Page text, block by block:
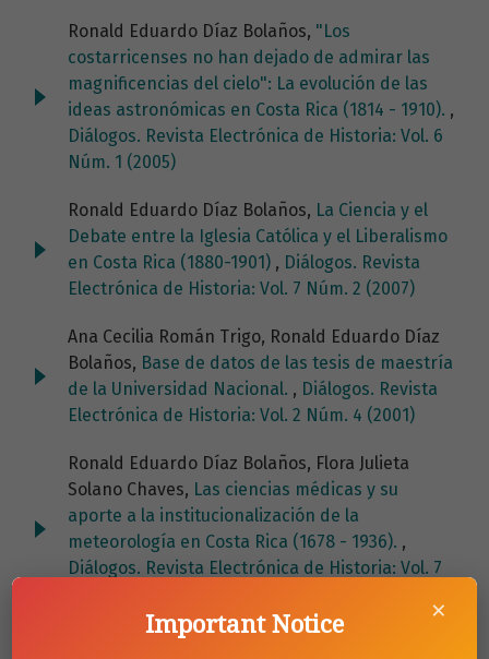
Ronald Eduardo Díaz Bolaños, "Los
costarricenses no han dejado de admirar las
magnificencias del cielo": La evolución de las
ideas astronómicas en Costa Rica (1814 - 1910). ,
Diálogos. Revista Electrónica de Historia: Vol. 6
Núm. 1 (2005)
Ronald Eduardo Díaz Bolaños, La Ciencia y el
Debate entre la Iglesia Católica y el Liberalismo
en Costa Rica (1880-1901) , Diálogos. Revista
Electrónica de Historia: Vol. 7 Núm. 2 (2007)
Ana Cecilia Román Trigo, Ronald Eduardo Díaz
Bolaños, Base de datos de las tesis de maestría
de la Universidad Nacional. , Diálogos. Revista
Electrónica de Historia: Vol. 2 Núm. 4 (2001)
Ronald Eduardo Díaz Bolaños, Flora Julieta
Solano Chaves, Las ciencias médicas y su
aporte a la institucionalización de la
meteorología en Costa Rica (1678 - 1936). ,
Diálogos. Revista Electrónica de Historia: Vol. 7
Ana Cecilia Román Trigo, Ronald Eduardo Díaz
×
Important Notice